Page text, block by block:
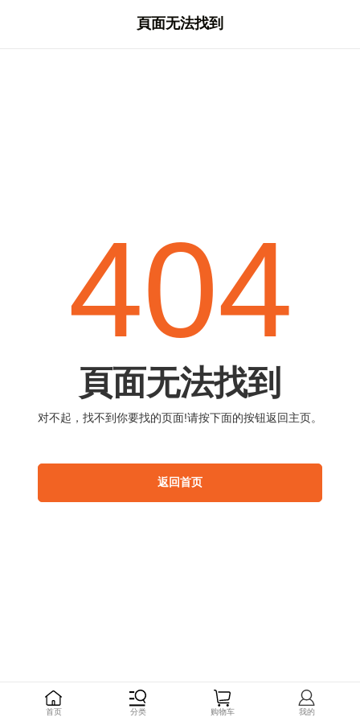
頁面无法找到
首页 分类 购物车 我的
404
頁面无法找到
对不起 ， 找不到你要找的页面!请按下面的按钮返回主页。
返回首页